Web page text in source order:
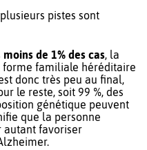
pistes sont
moins de 1% des cas , la
forme familiale héréditaire
donc très peu au final,
le reste, soit 99 %, des
génétique peuvent
que la personne
autant favoriser